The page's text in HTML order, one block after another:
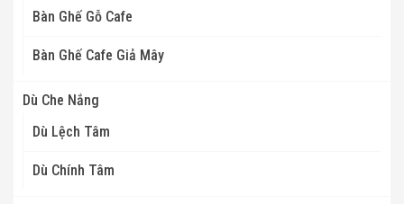
Bàn Ghế Gỗ Cafe
Bàn Ghế Cafe Giả Mây
Dù Che Nắng
Dù Lệch Tâm
Dù Chính Tâm